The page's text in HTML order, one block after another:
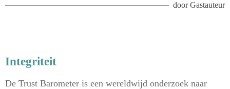
doorGastauteur
Integriteit
De Trust Barometer is een wereldwijd onderzoek naar